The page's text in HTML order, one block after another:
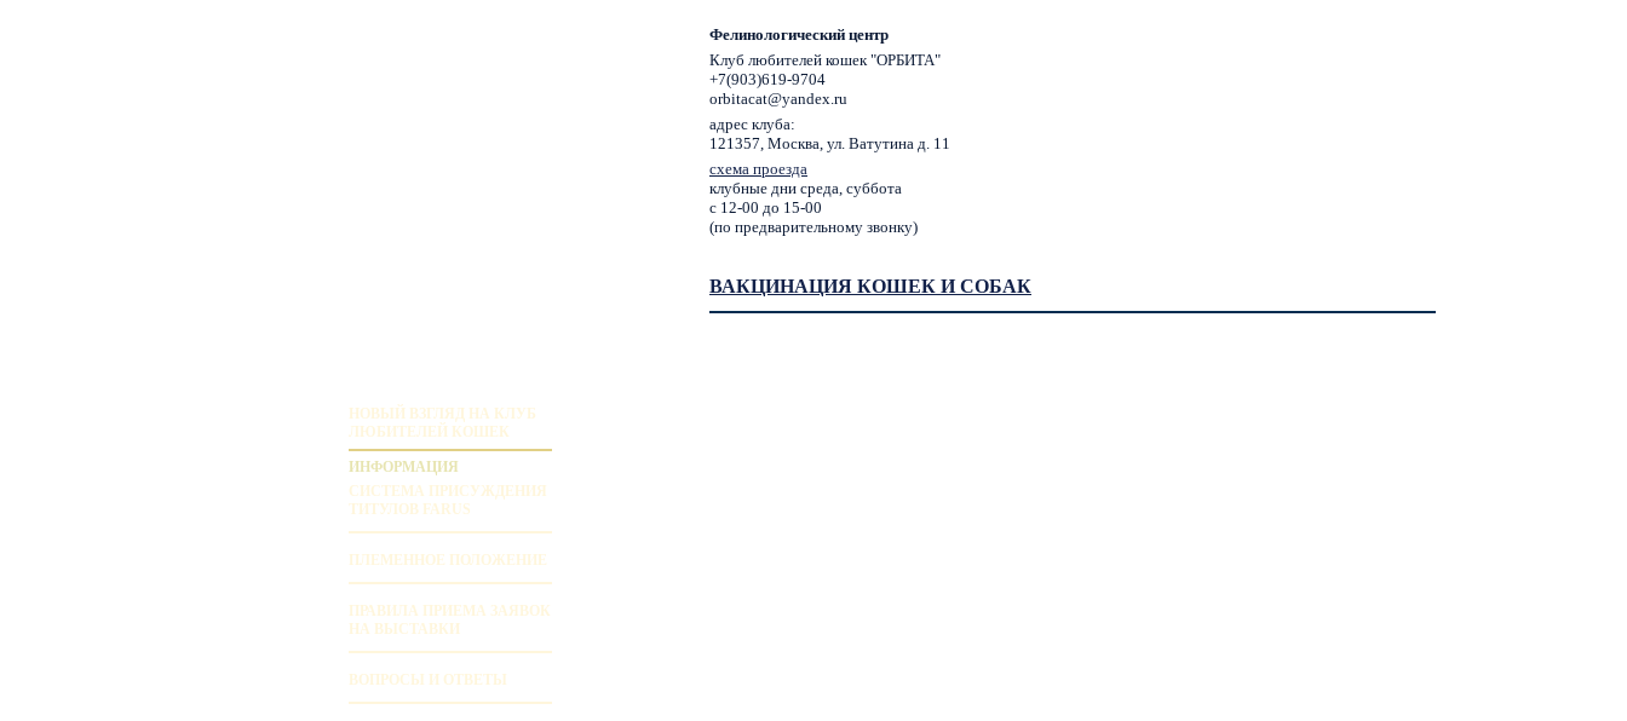
НОВЫЙ ВЗГЛЯД НА КЛУБ
ЛЮБИТЕЛЕЙ КОШЕК
ИНФОРМАЦИЯ
СИСТЕМА ПРИСУЖДЕНИЯ
ТИТУЛОВ FARUS
ПЛЕМЕННОЕ ПОЛОЖЕНИЕ
ПРАВИЛА ПРИЕМА ЗАЯВОК
НА ВЫСТАВКИ
ВОПРОСЫ И ОТВЕТЫ
Фелинологический центр
Клуб любителей кошек "ОРБИТА"
+7(903)619-9704
orbitacat@yandex.ru
адрес клуба:
121357, Москва, ул. Ватутина д. 11
схема проезда
клубные дни среда, суббота
с 12-00 до 15-00
(по предварительному звонку)
ВАКЦИНАЦИЯ КОШЕК И СОБАК